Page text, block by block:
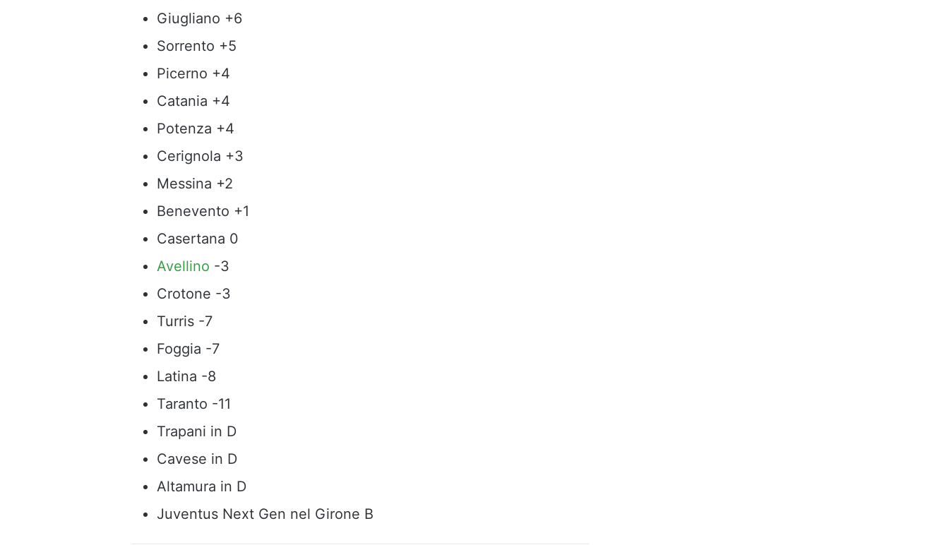
Giugliano +6
Sorrento +5
Picerno +4
Catania +4
Potenza +4
Cerignola +3
Messina +2
Benevento +1
Casertana 0
Avellino -3
Crotone -3
Turris -7
Foggia -7
Latina -8
Taranto -11
Trapani in D
Cavese in D
Altamura in D
Juventus Next Gen nel Girone B